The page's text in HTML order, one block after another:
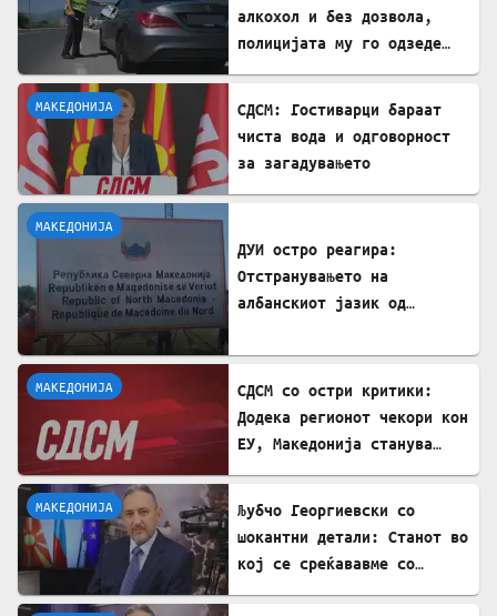
алкохол и без дозвола,
полицијата му го одзеде
МАКЕДОНИЈА
СДСМ: Гостиварци бараат
чиста вода и одговорност
за загадувањето
МАКЕДОНИЈА
ДУИ остро реагира:
Отстранувањето на
албанскиот јазик од
тешка провокација
МАКЕДОНИЈА
СДСМ со остри критики:
Додека регионот чекори кон
ЕУ, Македонија станува
МАКЕДОНИЈА
Љубчо Георгиевски со
шокантни детали: Станот во
кој се среќававме со